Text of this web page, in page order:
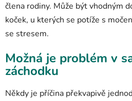
člena rodiny. Může být vhodným
koček, u kterých se potíže s
se stresem.
Možná je problém v
záchodku
Někdy je příčina překvapivě